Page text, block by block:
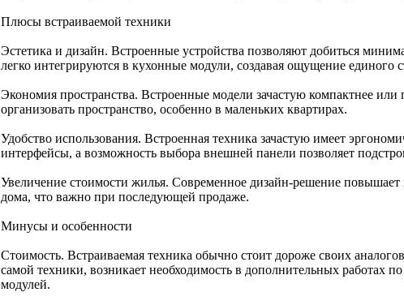
Плюсы встраиваемой техники
Эстетика и дизайн. Встроенные устройства позволяют добиться
легко интегрируются в кухонные модули, создавая ощущение единого
Экономия пространства. Встроенные модели зачастую компактнее или
организовать пространство, особенно в маленьких квартирах.
Удобство использования. Встроенная техника зачастую имеет
интерфейсы, а возможность выбора внешней панели позволяет
Увеличение стоимости жилья. Современное дизайн-решение повышает
дома, что важно при последующей продаже.
Минусы и особенности
Стоимость. Встраиваемая техника обычно стоит дороже своих
самой техники, возникает необходимость в дополнительных работах
модулей.